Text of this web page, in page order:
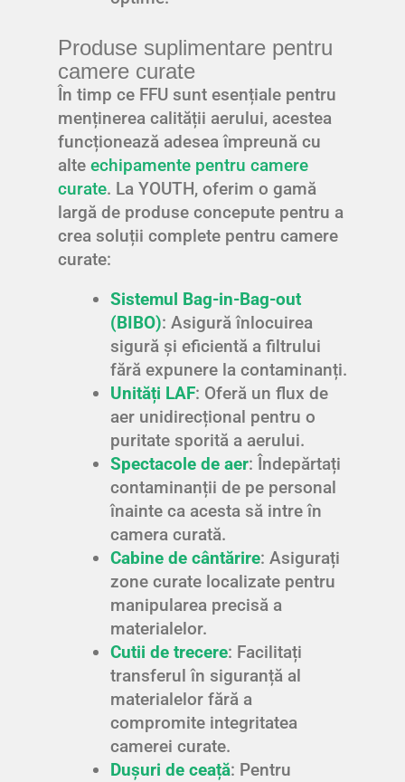
Produse suplimentare pentru
camere curate
În timp ce FFU sunt esențiale pentru
menținerea calității aerului, acestea
funcționează adesea împreună cu
alte echipamente pentru camere
curate. La YOUTH, oferim o gamă
largă de produse concepute pentru a
crea soluții complete pentru camere
curate:
Sistemul Bag-in-Bag-out
(BIBO): Asigură înlocuirea
sigură și eficientă a filtrului
fără expunere la contaminanți.
Unități LAF: Oferă un flux de
aer unidirecțional pentru o
puritate sporită a aerului.
Spectacole de aer: Îndepărtați
contaminanții de pe personal
înainte ca acesta să intre în
camera curată.
Cabine de cântărire: Asigurați
zone curate localizate pentru
manipularea precisă a
materialelor.
Cutii de trecere: Facilitați
transferul în siguranță al
materialelor fără a
compromite integritatea
camerei curate.
Dușuri de ceață: Pentru